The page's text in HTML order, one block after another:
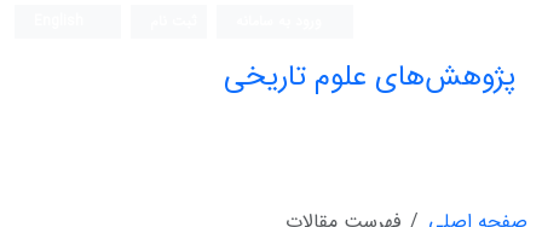
پژوهش‌های علوم تاریخی